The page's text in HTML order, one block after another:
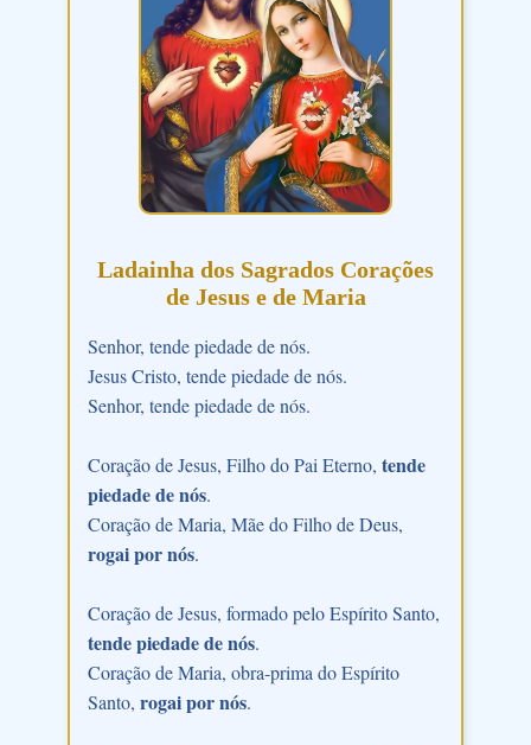
Ladainha dos Sagrados Corações
de Jesus e de Maria
Senhor, tende piedade de nós.
Jesus Cristo, tende piedade de nós.
Senhor, tende piedade de nós.
Coração de Jesus, Filho do Pai Eterno, tende
piedade de nós.
Coração de Maria, Mãe do Filho de Deus,
rogai por nós.
Coração de Jesus, formado pelo Espírito Santo,
tende piedade de nós.
Coração de Maria, obra-prima do Espírito
Santo, rogai por nós.